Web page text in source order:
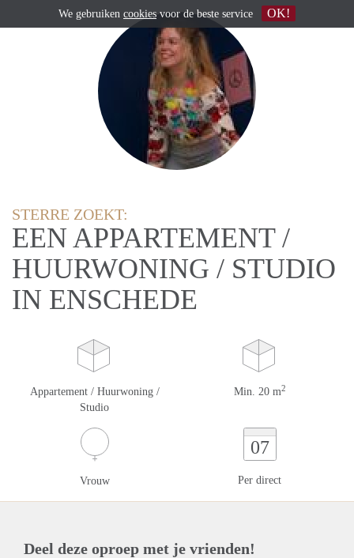
STERRE ZOEKT:
EEN APPARTEMENT /
HUURWONING / STUDIO
IN ENSCHEDE
Appartement / Huurwoning /
Studio
Min. 20 m2
Vrouw
07
Per direct
Deel deze oproep met je vrienden!
We gebruiken cookiesvoor de beste service OK!